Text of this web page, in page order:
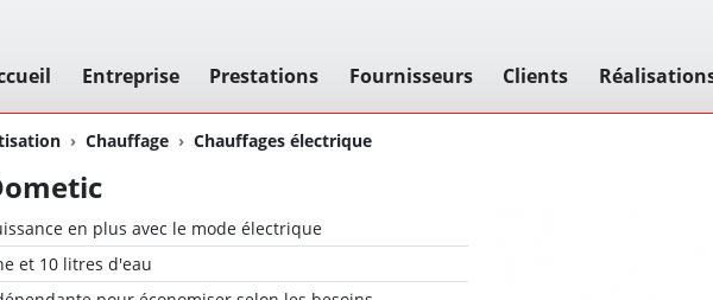
Entreprise Prestations Fournisseurs Clients
Chauffage Chauffages électrique
en plus avec le mode électrique
et 10 litres d'eau